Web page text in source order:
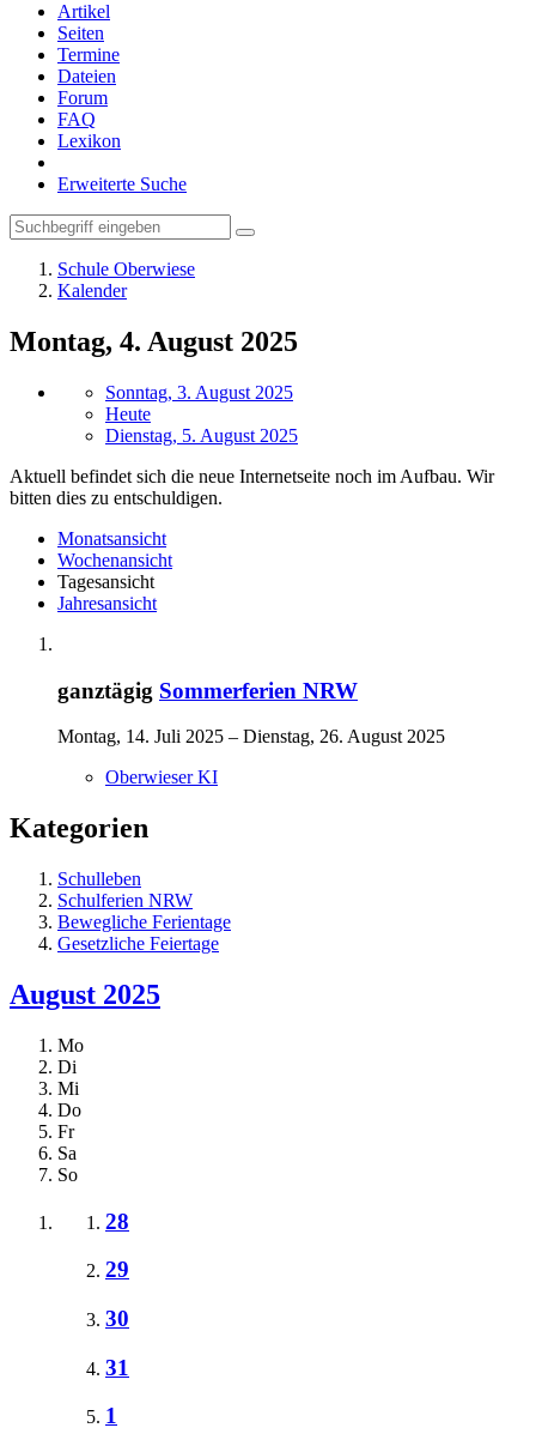
Artikel
Seiten
Termine
Dateien
Forum
FAQ
Lexikon
Erweiterte Suche
Schule Oberwiese
Kalender
Montag, 4. August 2025
Sonntag, 3. August 2025
Heute
Dienstag, 5. August 2025
Aktuell befindet sich die neue Internetseite noch im Aufbau. Wir
bitten dies zu entschuldigen.
Monatsansicht
Wochenansicht
Tagesansicht
Jahresansicht
ganztägig Sommerferien NRW
Montag, 14. Juli 2025 – Dienstag, 26. August 2025
Oberwieser KI
Kategorien
Schulleben
Schulferien NRW
Bewegliche Ferientage
Gesetzliche Feiertage
August 2025
Mo
Di
Mi
Do
Fr
Sa
So
28
29
30
31
1